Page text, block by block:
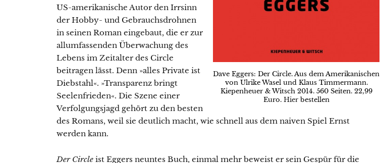
Dave Eggers: Der Circle. Aus dem Amerikanischen
von Ulrike Wasel und Klaus Timmermann.
Kiepenheuer & Witsch 2014. 560 Seiten. 22,99
Euro. Hierbestellen
US-amerikanische Autor den Irrsinn
der Hobby- und Gebrauchsdrohnen
in seinen Roman eingebaut, die er zur
allumfassenden Überwachung des
Lebens im Zeitalter des Circle
beitragen lässt. Denn »alles Private ist
Diebstahl«. »Transparenz bringt
Seelenfrieden«. Die Szene einer
Verfolgungsjagd gehört zu den besten
des Romans, weil sie deutlich macht, wie schnell aus dem naiven Spiel Ernst
werden kann.
Der Circle ist Eggers neuntes Buch, einmal mehr beweist er sein Gespür für die